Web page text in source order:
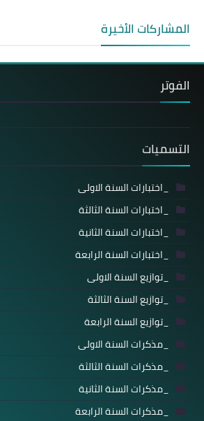
المشاركات الأخيرة
الفوتر
التسميات
_اختبارات السنة الاولى
_اختبارات السنة الثالثة
_اختبارات السنة الثانية
_اختبارات السنة الرابعة
_توازيع السنة الاولى
_توازيع السنة الثالثة
_توازيع السنة الرابعة
_مذكرات السنة الاولى
_مذكرات السنة الثالثة
_مذكرات السنة الثانية
_مذكرات السنة الرابعة